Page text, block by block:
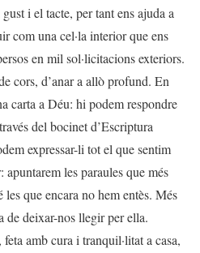
i el tacte, per tant ens ajuda a
com una cel·la interior que ens
en mil sol·licitacions exteriors.
cors, d’anar a allò profund. En
carta a Déu: hi podem respondre
del bocinet d’Escriptura
expressar-li tot el que sentim
les paraules que més
que encara no hem entès. Més
de deixar-nos llegir per ella.
amb cura i tranquil·litat a casa,